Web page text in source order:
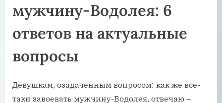
мужчину-Водолея: 6
ответов на актуальные
вопросы
Девушкам, озадаченным вопросом: как же все-
таки завоевать мужчину-Водолея, отвечаю –